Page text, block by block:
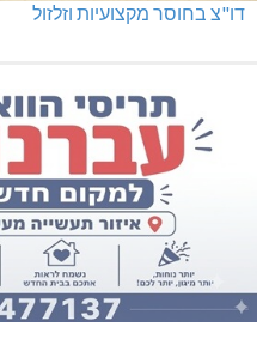
דו"צ בחוסר מקצועיות וזלזול